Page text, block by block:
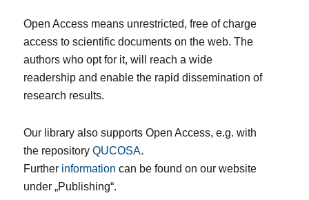
Open Access means unrestricted, free of charge
access to scientific documents on the web. The
authors who opt for it, will reach a wide
readership and enable the rapid dissemination of
research results.
Our library also supports Open Access, e.g. with
the repositoryQUCOSA.
Further information can be found on our website
under „Publishing“.